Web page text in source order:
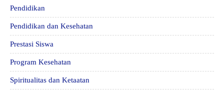
Pendidikan
Pendidikan dan Kesehatan
Prestasi Siswa
Program Kesehatan
Spiritualitas dan Ketaatan